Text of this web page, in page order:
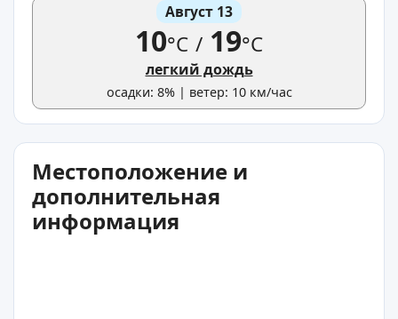
Август 13
10°C / 19°C
легкий дождь
осадки: 8% | ветер: 10 км/час
Местоположение и
дополнительная
информация